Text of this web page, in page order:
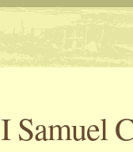
I Samuel